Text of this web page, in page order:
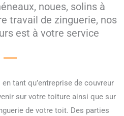
noues, solins à
travail de zinguerie, nos
est à votre service
tant qu’entreprise de couvreur
sur votre toiture ainsi que sur
de votre toit. Des parties